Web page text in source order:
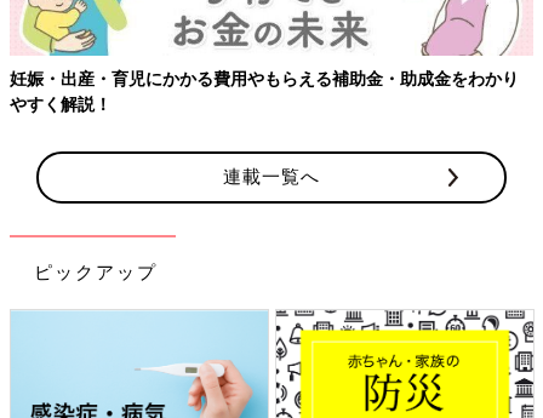
妊娠・出産・育児にかかる費用やもらえる補助金・助成金をわかり
やすく解説！
連載一覧へ
ピックアップ